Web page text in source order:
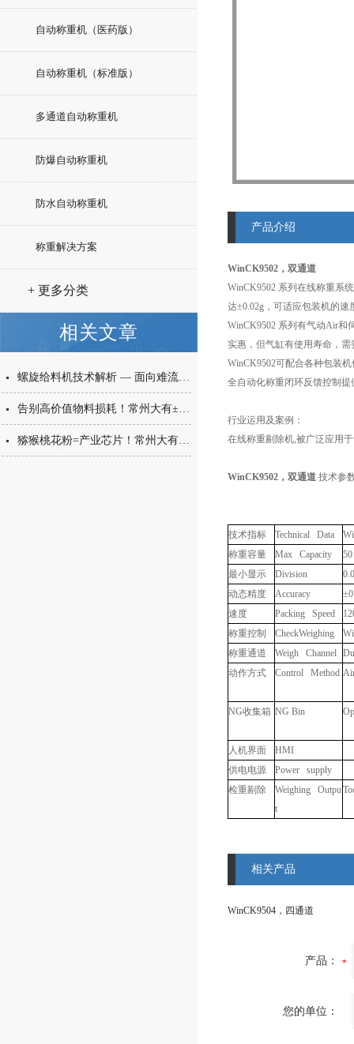
自动称重机（医药版）
自动称重机（标准版）
多通道自动称重机
防爆自动称重机
防水自动称重机
称重解决方案
+ 更多分类
相关文章
螺旋给料机技术解析 — 面向难流动性粉体的微量高精度称重给料解决方案
告别高价值物料损耗！常州大有±0.001g西林瓶分装，让每一毫克都物尽其用
猕猴桃花粉=产业芯片！常州大有花粉分装机，守住每一克“植物黄金”的价值
产品介绍
WinCK9502，双通道
WinCK9502 系列在线称重系
达±0.02g，可适应包装机的速
WinCK9502 系列有气动Air和
实惠，但气缸有使用寿命，
WinCK9502可配合各种包装
全自动化称重闭环反馈控制
行业运用及案例：
在线称重剔除机,被广泛应用
WinCK9502，双通道 技术参
技术指标 Technical Data
称重容量
Max Capacity
50
最小显示
Division
动态精度
Accuracy ±
速度
Packing Speed
称重控制
CheckWeighing
称重通道
Weigh Channel
动作方式
Control Method
NG收集箱 NG Bin
人机界面
HMI
供电电源
Power supply
检重剔除
Weighing Outpu
t
相关产品
WinCK9504，四通道
产品：
您的单位：